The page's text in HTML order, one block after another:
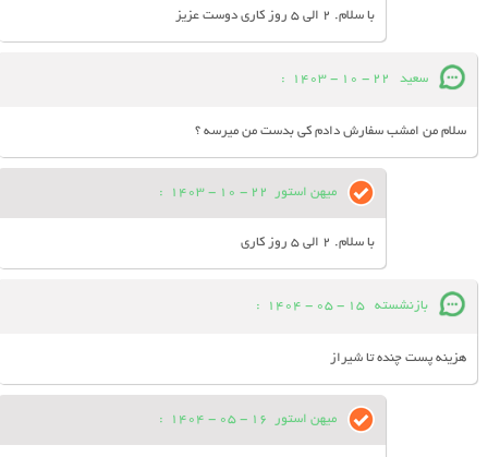
با سلام. 2 الی 5 روز کاری دوست عزیز
سعید 22 - 10 - 1403
:
سلام من امشب سفارش دادم کی بدست من میرسه ؟
میهن استور 22 - 10 - 1403
:
با سلام. 2 الی 5 روز کاری
بازنشسته 15 - 05 - 1404
:
هزینه پست چنده تا شیراز
میهن استور 16 - 05 - 1404
: